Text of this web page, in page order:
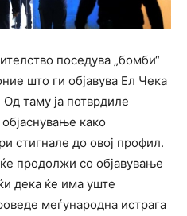
поседува „бомби“
што ги објавува Ел Чека
Од таму ја потврдиле
како
стигнале до овој профил.
продолжи со објавување
дека ќе има уште
меѓународна истрага